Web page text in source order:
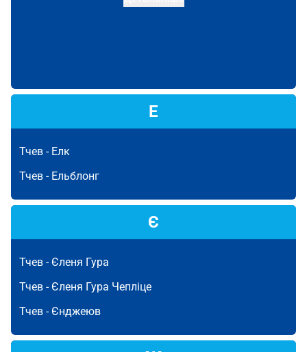
Е
Тчев - Елк
Тчев - Ельблонг
Є
Тчев - Єленя Гура
Тчев - Єленя Гура Чепліце
Тчев - Єнджеюв